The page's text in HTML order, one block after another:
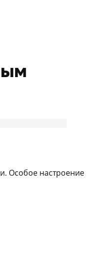
Особое настроение